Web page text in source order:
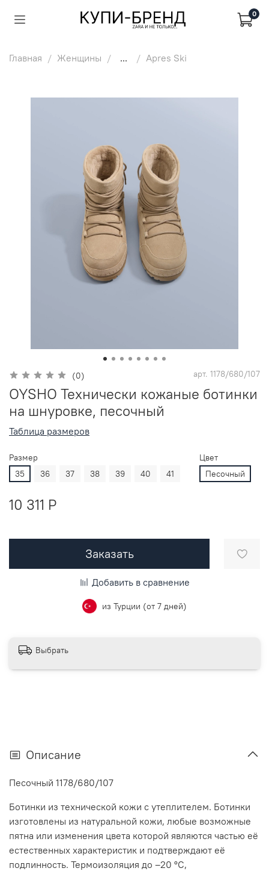
0
Главная Женщины ... Apres Ski
(0) арт. 1178/680/107
OYSHO Технически кожаные ботинки
на шнуровке, песочный
Таблица размеров
Размер
35
36 37 38 39 40 41
Цвет
Песочный
10 311 P
Заказать
Добавить в сравнение
из Турции (от 7 дней)
Выбрать
Описание
Песочный 1178/680/107
Ботинки из технической кожи с утеплителем. Ботинки
изготовлены из натуральной кожи, любые возможные
пятна или изменения цвета которой являются частью её
естественных характеристик и подтверждают её
подлинность. Термоизоляция до –20 ºC,